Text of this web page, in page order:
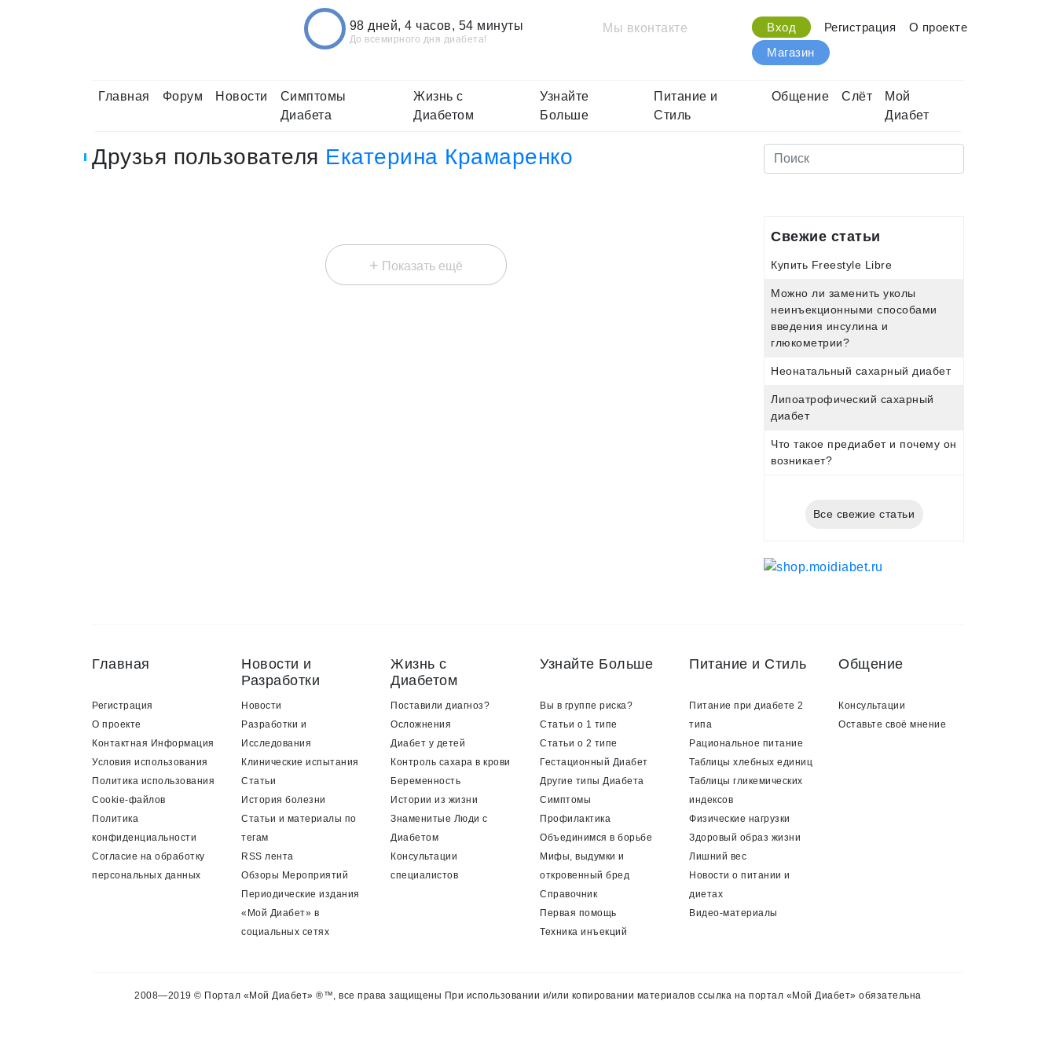
98 дней, 4 часов, 54 минуты
До всемирного дня диабета!
Мы вконтакте Вход Регистрация
О проекте
Магазин
Главная Форум Новости
Симптомы
Диабета
Жизнь с
Диабетом
Узнайте
Больше
Питание и
Стиль
Общение Слёт
Мой
Диабет
Друзья пользователя Екатерина Крамаренко
+ Показать ещё
Свежие статьи
Купить Freestyle Libre
Можно ли заменить уколы
неинъекционными способами
введения инсулина и
глюкометрии?
Неонатальный сахарный диабет
Липоатрофический сахарный
диабет
Что такое предиабет и почему он
возникает?
Все свежие статьи
Главная
Регистрация
О проекте
Контактная Информация
Условия использования
Политика использования
Cookie-файлов
Политика
конфиденциальности
Согласие на обработку
персональных данных
Новости и
Разработки
Новости
Разработки и
Исследования
Клинические испытания
Статьи
История болезни
Статьи и материалы по
тегам
RSS лента
Обзоры Мероприятий
Периодические издания
«Мой Диабет» в
социальных сетях
Жизнь с
Диабетом
Поставили диагноз?
Осложнения
Диабет у детей
Контроль сахара в крови
Беременность
Истории из жизни
Знаменитые Люди с
Диабетом
Консультации
специалистов
Узнайте Больше
Вы в группе риска?
Статьи о 1 типе
Статьи о 2 типе
Гестационный Диабет
Другие типы Диабета
Симптомы
Профилактика
Объединимся в борьбе
Мифы, выдумки и
откровенный бред
Справочник
Первая помощь
Техника инъекций
Питание и Стиль
Питание при диабете 2
типа
Рациональное питание
Таблицы хлебных единиц
Таблицы гликемических
индексов
Физические нагрузки
Здоровый образ жизни
Лишний вес
Новости о питании и
диетах
Видео-материалы
Общение
Консультации
Оставьте своё мнение
2008—2019 © Портал «Мой Диабет» ®™, все права защищены При использовании и/или копировании материалов ссылка на портал «Мой Диабет» обязательна